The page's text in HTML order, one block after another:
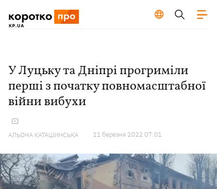
У Луцьку та Дніпрі прогриміли
перші з початку повномасштабної
війни вибухи
АЛЬОНА КАТАШИНСЬКА 11 березня 2022 07:01